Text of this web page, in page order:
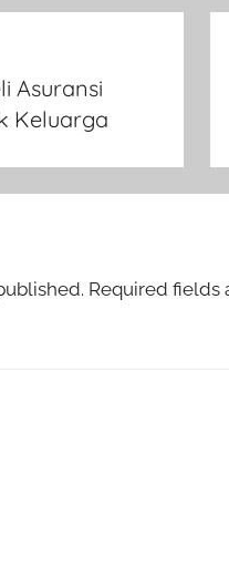
Asuransi
Keluarga
Required fields